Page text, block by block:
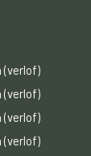
(verlof)
(verlof)
(verlof)
(verlof)